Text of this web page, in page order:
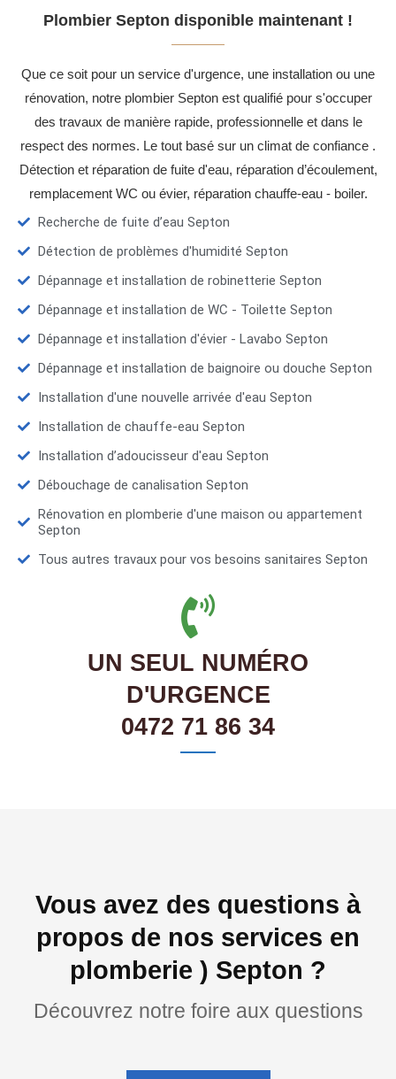
Plombier Septon disponible maintenant !
Que ce soit pour un service d'urgence, une installation ou une
rénovation, notre plombier Septon est qualifié pour s'occuper
des travaux de manière rapide, professionnelle et dans le
respect des normes. Le tout basé sur un climat de confiance .
Détection et réparation de fuite d'eau, réparation d’écoulement,
remplacement WC ou évier, réparation chauffe-eau - boiler.
Recherche de fuite d’eau Septon
Détection de problèmes d'humidité Septon
Dépannage et installation de robinetterie Septon
Dépannage et installation de WC - Toilette Septon
Dépannage et installation d'évier - Lavabo Septon
Dépannage et installation de baignoire ou douche Septon
Installation d'une nouvelle arrivée d'eau Septon
Installation de chauffe-eau Septon
Installation d’adoucisseur d'eau Septon
Débouchage de canalisation Septon
Rénovation en plomberie d'une maison ou appartement
Septon
Tous autres travaux pour vos besoins sanitaires Septon
UN SEUL NUMÉRO
D'URGENCE
0472 71 86 34
Vous avez des questions à
propos de nos services en
plomberie ) Septon ?
Découvrez notre foire aux questions